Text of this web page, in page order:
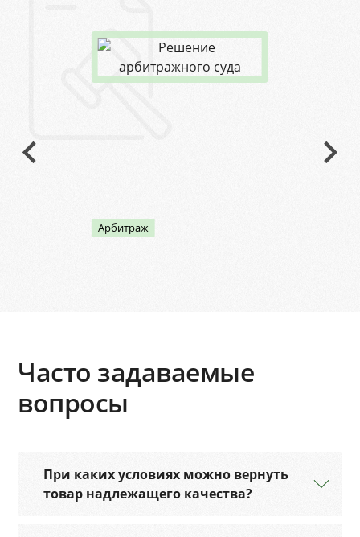
Арбитраж
Часто задаваемые
вопросы
При каких условиях можно вернуть
товар надлежащего качества?